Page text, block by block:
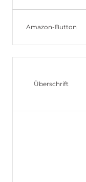
Amazon-Button
Überschrift